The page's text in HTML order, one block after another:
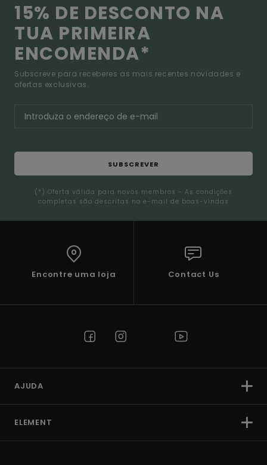
15% DE DESCONTO NA
TUA PRIMEIRA
ENCOMENDA*
Subscreve para receberes as mais recentes novidades e
ofertas exclusivas.
SUBSCREVER
(*) Oferta válida para novos membros - As condições
completas são descritas no e-mail de boas-vindas
Encontre uma loja Contact Us
AJUDA
ELEMENT